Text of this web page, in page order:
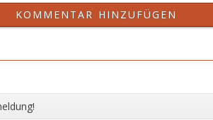
KOMMENTAR HINZUFÜGEN